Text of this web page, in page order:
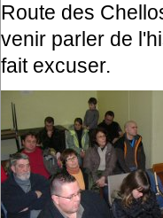
Route des
venir parler de
fait excuser.